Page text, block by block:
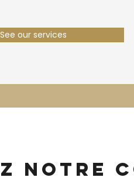
See our services
notre